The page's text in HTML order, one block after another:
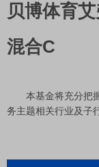
贝博体育
混合C
本基金将充分把握
务主题相关行业及子